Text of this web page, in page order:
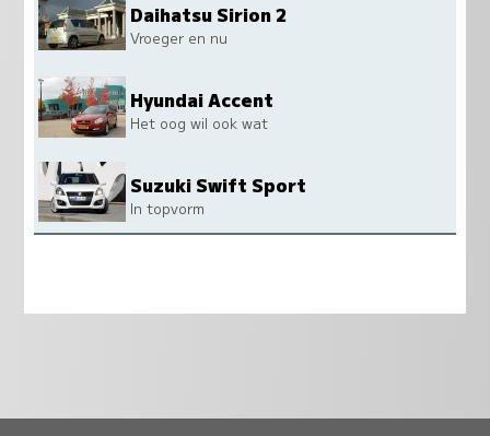
Daihatsu Sirion 2
Vroeger en nu
Hyundai Accent
Het oog wil ook wat
Suzuki Swift Sport
In topvorm